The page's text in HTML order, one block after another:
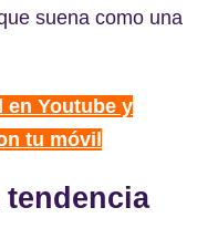
suena como una
en Youtube y
tu móvil